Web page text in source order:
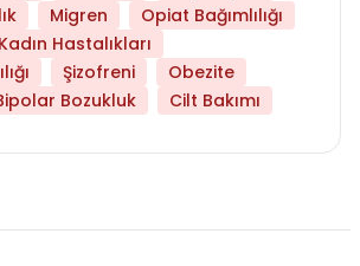
Migren
Opiat Bağımlılığı
Kadın Hastalıkları
Şizofreni
Obezite
Bozukluk Cilt Bakımı